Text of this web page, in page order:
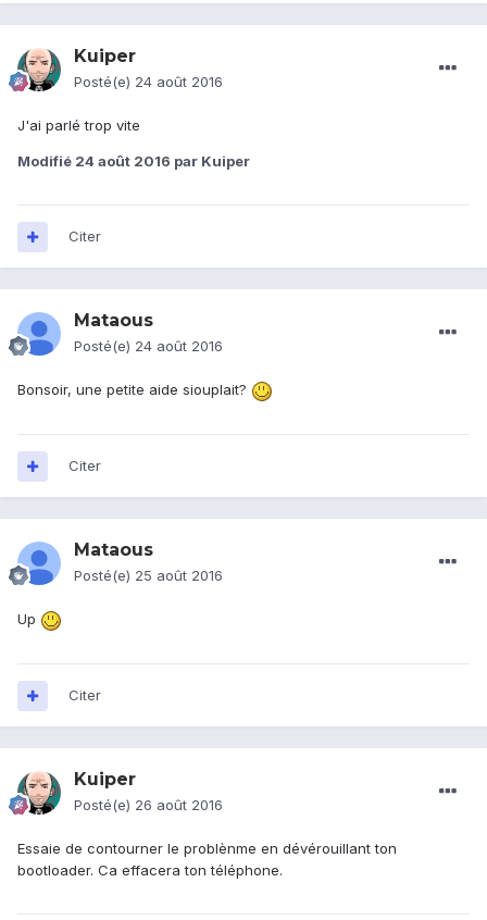
Kuiper
Posté(e) 24 août 2016
J'ai parlé trop vite
Modifié 24 août 2016 par Kuiper
Citer
Mataous
Posté(e) 24 août 2016
Bonsoir, une petite aide siouplait?
Citer
Mataous
Posté(e) 25 août 2016
Up
Citer
Kuiper
Posté(e) 26 août 2016
Essaie de contourner le problènme en dévérouillant ton
bootloader. Ca effacera ton téléphone.